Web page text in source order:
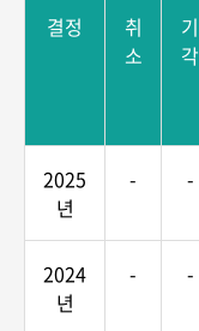
결정
취
소
기
각
2025
년
- -
2024
년
- -